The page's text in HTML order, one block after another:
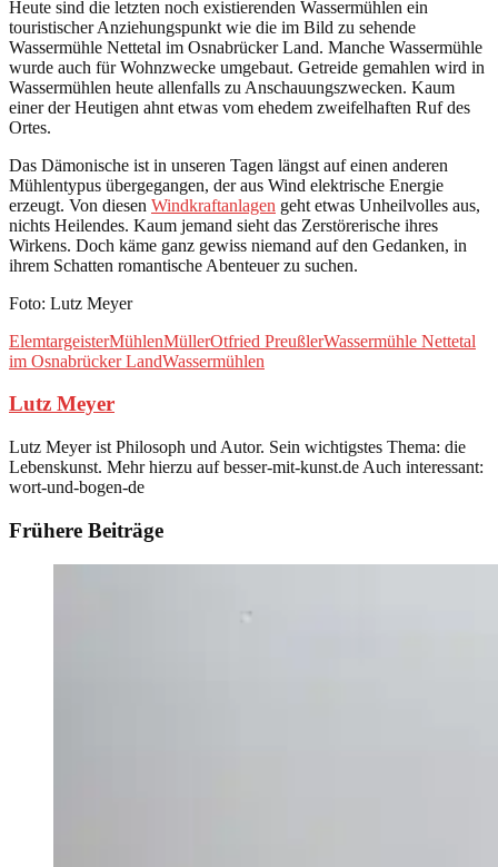
Heute sind die letzten noch existierenden Wassermühlen ein
touristischer Anziehungspunkt wie die im Bild zu sehende
Wassermühle Nettetal im Osnabrücker Land. Manche Wassermühle
wurde auch für Wohnzwecke umgebaut. Getreide gemahlen wird in
Wassermühlen heute allenfalls zu Anschauungszwecken. Kaum
einer der Heutigen ahnt etwas vom ehedem zweifelhaften Ruf des
Ortes.
Das Dämonische ist in unseren Tagen längst auf einen anderen
Mühlentypus übergegangen, der aus Wind elektrische Energie
erzeugt. Von diesen Windkraftanlagen geht etwas Unheilvolles aus,
nichts Heilendes. Kaum jemand sieht das Zerstörerische ihres
Wirkens. Doch käme ganz gewiss niemand auf den Gedanken, in
ihrem Schatten romantische Abenteuer zu suchen.
Foto: Lutz Meyer
ElemtargeisterMühlenMüllerOtfried PreußlerWassermühle Nettetal
im Osnabrücker LandWassermühlen
Lutz Meyer
Lutz Meyer ist Philosoph und Autor. Sein wichtigstes Thema: die
Lebenskunst. Mehr hierzu auf besser-mit-kunst.de Auch interessant:
wort-und-bogen-de
Frühere Beiträge